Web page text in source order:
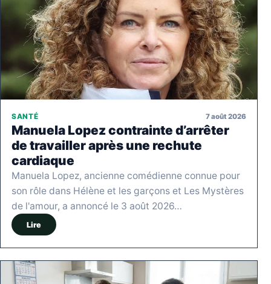
SANTÉ 7 août 2026
Manuela Lopez contrainte d’arrêter
de travailler après une rechute
cardiaque
Manuela Lopez, ancienne comédienne connue pour
son rôle dans Hélène et les garçons et Les Mystères
de l'amour, a annoncé le 3 août 2026…
Lire